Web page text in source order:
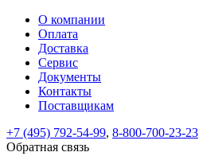
ВходРегистрация
test@example.com
отправлена
по
ней
Восстановление
пароля
Заполните
форму.
Мы
отправим
На
вашу
почту
test@test.ru
Введите
новый
пароль
Пароль
успешно
восстановлен
Обратная
связь
сообщение
успешно
отправлено.
О компании
Оплата
Доставка
Сервис
Документы
Контакты
Поставщикам
+7 (495) 792-54-99, 8-800-700-23-23
Обратная связь